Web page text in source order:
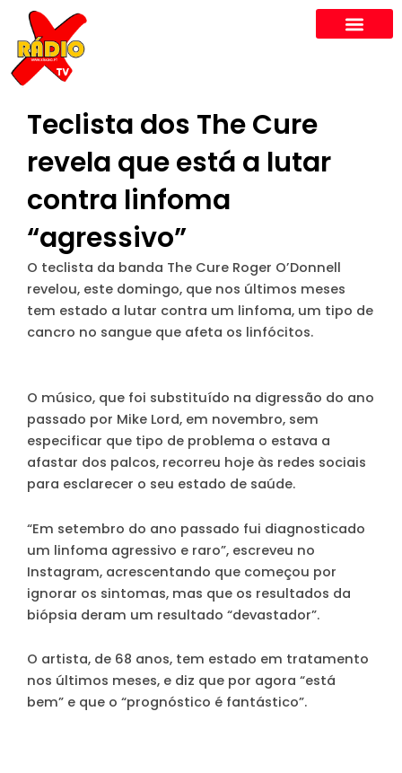
content
Teclista dos The Cure
revela que está a lutar
contra linfoma
“agressivo”
O teclista da banda The Cure Roger O’Donnell
revelou, este domingo, que nos últimos meses
tem estado a lutar contra um linfoma, um tipo de
cancro no sangue que afeta os linfócitos.
O músico, que foi substituído na digressão do ano
passado por Mike Lord, em novembro, sem
especificar que tipo de problema o estava a
afastar dos palcos, recorreu hoje às redes sociais
para esclarecer o seu estado de saúde.
“Em setembro do ano passado fui diagnosticado
um linfoma agressivo e raro”, escreveu no
Instagram, acrescentando que começou por
ignorar os sintomas, mas que os resultados da
biópsia deram um resultado “devastador”.
O artista, de 68 anos, tem estado em tratamento
nos últimos meses, e diz que por agora “está
bem” e que o “prognóstico é fantástico”.